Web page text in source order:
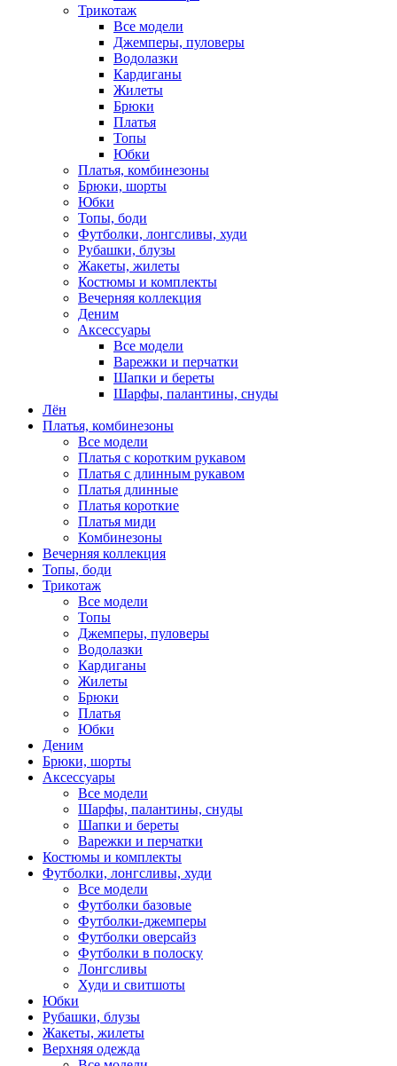
Трикотаж
Все модели
Джемперы, пуловеры
Водолазки
Кардиганы
Жилеты
Брюки
Платья
Топы
Юбки
Платья, комбинезоны
Брюки, шорты
Юбки
Топы, боди
Футболки, лонгсливы, худи
Рубашки, блузы
Жакеты, жилеты
Костюмы и комплекты
Вечерняя коллекция
Деним
Аксессуары
Все модели
Варежки и перчатки
Шапки и береты
Шарфы, палантины, снуды
Лён
Платья, комбинезоны
Все модели
Платья с коротким рукавом
Платья с длинным рукавом
Платья длинные
Платья короткие
Платья миди
Комбинезоны
Вечерняя коллекция
Топы, боди
Трикотаж
Все модели
Топы
Джемперы, пуловеры
Водолазки
Кардиганы
Жилеты
Брюки
Платья
Юбки
Деним
Брюки, шорты
Аксессуары
Все модели
Шарфы, палантины, снуды
Шапки и береты
Варежки и перчатки
Костюмы и комплекты
Футболки, лонгсливы, худи
Все модели
Футболки базовые
Футболки-джемперы
Футболки оверсайз
Футболки в полоску
Лонгсливы
Худи и свитшоты
Юбки
Рубашки, блузы
Жакеты, жилеты
Верхняя одежда